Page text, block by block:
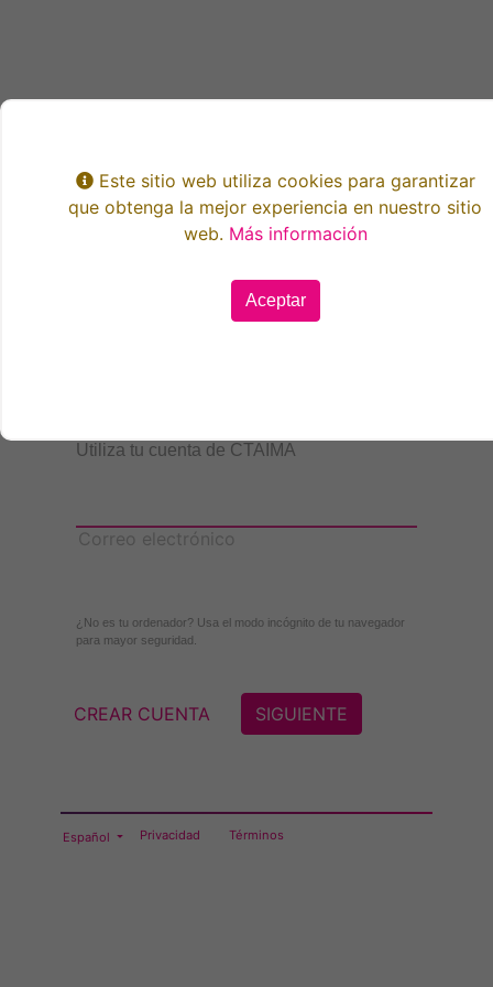
Este sitio web utiliza cookies para garantizar
que obtenga la mejor experiencia en nuestro sitio
web. Más información
Aceptar
Utiliza tu cuenta de CTAIMA
Correo electrónico
¿No es tu ordenador? Usa el modo incógnito de tu navegador
para mayor seguridad.
CREAR CUENTA SIGUIENTE
Español Privacidad Términos